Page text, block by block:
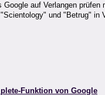
auf Verlangen
und "Betrug" in
Funktion von Google